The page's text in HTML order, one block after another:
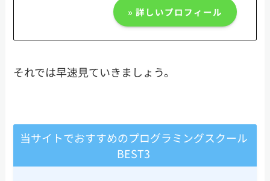
» 詳しいプロフィール
それでは早速見ていきましょう。
当サイトでおすすめのプログラミングスクール
BEST3